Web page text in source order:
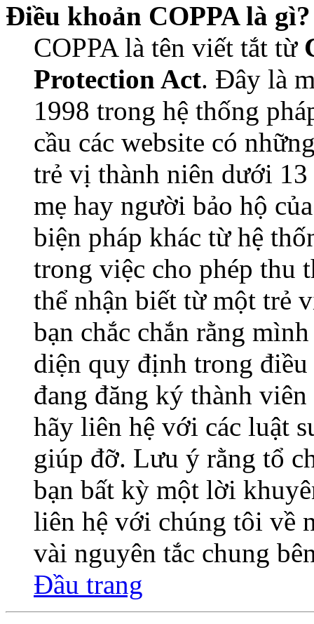
Điều khoản COPPA là gì?
COPPA là tên viết tắt từ
Protection Act. Đây là
1998 trong hệ thống
cầu các website có
trẻ vị thành niên dưới
mẹ hay người bảo hộ
biện pháp khác từ hệ
trong việc cho phép thu
thể nhận biết từ một trẻ
bạn chắc chắn rằng
diện quy định trong điều
đang đăng ký thành
hãy liên hệ với các luật
giúp đỡ. Lưu ý rằng tổ
bạn bất kỳ một lời
liên hệ với chúng tôi về
vài nguyên tắc chung
Đầu trang